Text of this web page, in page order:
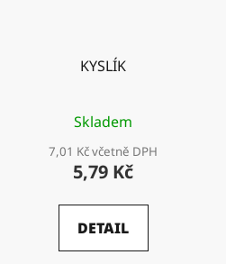
KYSLÍK
Skladem
7,01 Kč včetně DPH
5,79 Kč
DETAIL